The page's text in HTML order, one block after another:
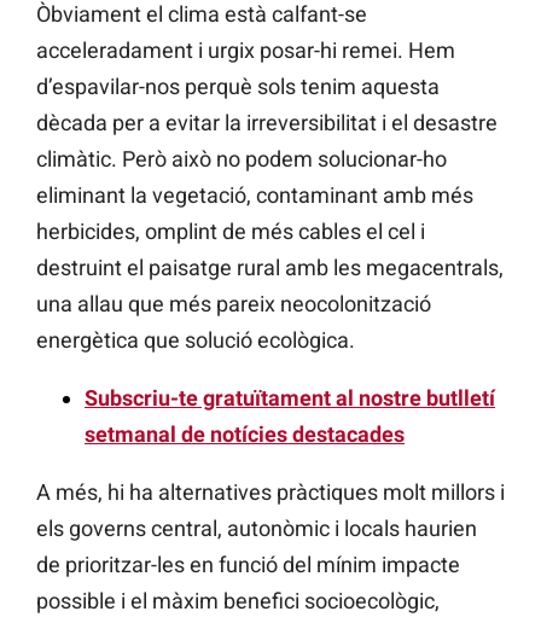
Òbviament el clima està calfant-se
acceleradament i urgix posar-hi remei. Hem
d’espavilar-nos perquè sols tenim aquesta
dècada per a evitar la irreversibilitat i el desastre
climàtic. Però això no podem solucionar-ho
eliminant la vegetació, contaminant amb més
herbicides, omplint de més cables el cel i
destruint el paisatge rural amb les megacentrals,
una allau que més pareix neocolonització
energètica que solució ecològica.
Subscriu-te gratuïtament al nostre butlletí
setmanal de notícies destacades
A més, hi ha alternatives pràctiques molt millors i
els governs central, autonòmic i locals haurien
de prioritzar-les en funció del mínim impacte
possible i el màxim benefici socioecològic,